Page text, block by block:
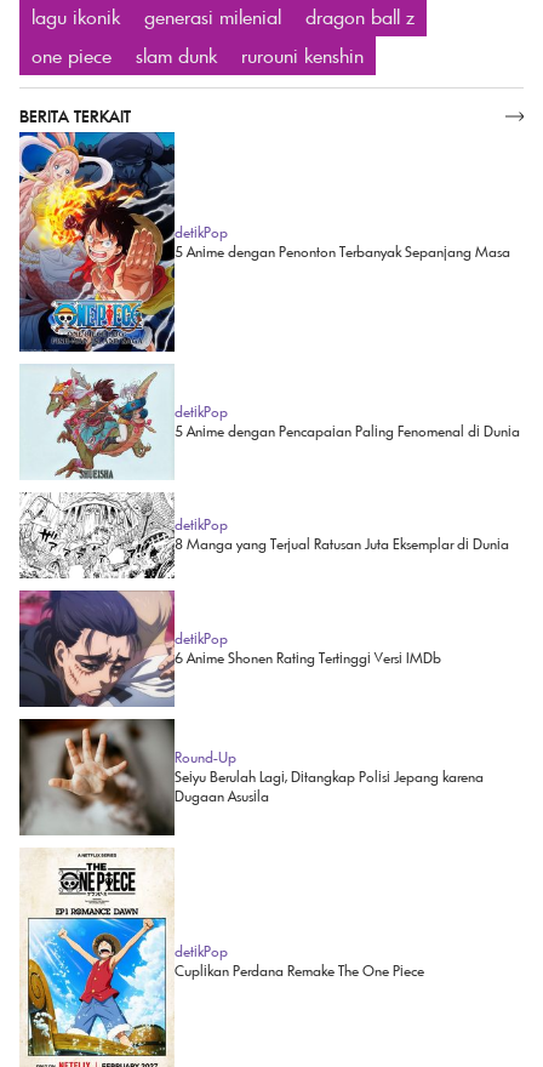
lagu ikonik generasi milenial
dragon ball z
one piece
slam dunk rurouni kenshin
BERITA TERKAIT
detikPop
5 Anime dengan Penonton Terbanyak Sepanjang Masa
detikPop
5 Anime dengan Pencapaian Paling Fenomenal di Dunia
detikPop
8 Manga yang Terjual Ratusan Juta Eksemplar di Dunia
detikPop
6 Anime Shonen Rating Tertinggi Versi IMDb
Round-Up
Seiyu Berulah Lagi, Ditangkap Polisi Jepang karena
Dugaan Asusila
detikPop
Cuplikan Perdana Remake The One Piece